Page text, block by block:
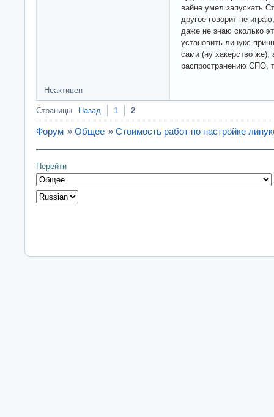
вайне умел запускать
другое говорит не
даже не знаю сколько
установить линукс
сами (ну хакерство же),
распространению СПО,
Неактивен
Страницы Назад 1 2
Форум » Общее » Стоимость работ по настройке
Перейти